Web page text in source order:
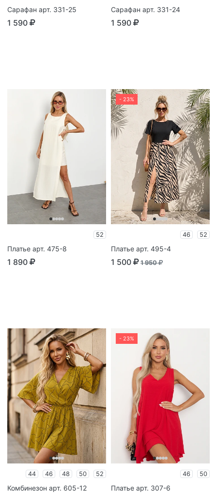
Сарафан арт. 331-25
1 590
Сарафан арт. 331-24
1 590
52
Платье арт. 475-8
1 890
- 23%
46 52
Платье арт. 495-4
1 500 1 950
44 46 48 50 52
Комбинезон арт. 605-12
- 23%
46 50
Платье арт. 307-6